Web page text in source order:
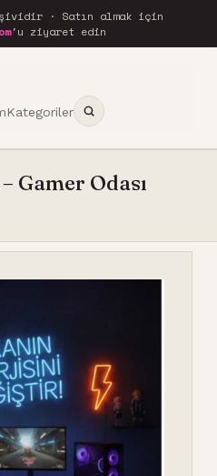
· Satın almak için
'u ziyaret edin
Kategoriler
Gamer Odası